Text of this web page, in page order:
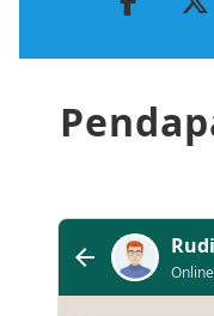
Rudi
Online